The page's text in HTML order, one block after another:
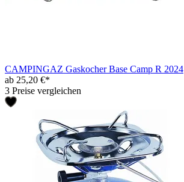
CAMPINGAZ Gaskocher Base Camp R 2024
ab 25,20 €*
3 Preise vergleichen